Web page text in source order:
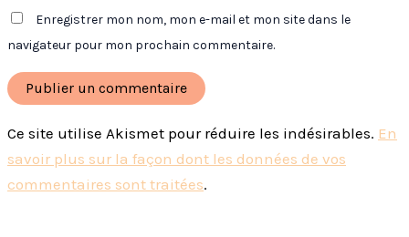
Enregistrer mon nom, mon e-mail et mon site dans le
navigateur pour mon prochain commentaire.
Ce site utilise Akismet pour réduire les indésirables. En
savoir plus sur la façon dont les données de vos
commentaires sont traitées.